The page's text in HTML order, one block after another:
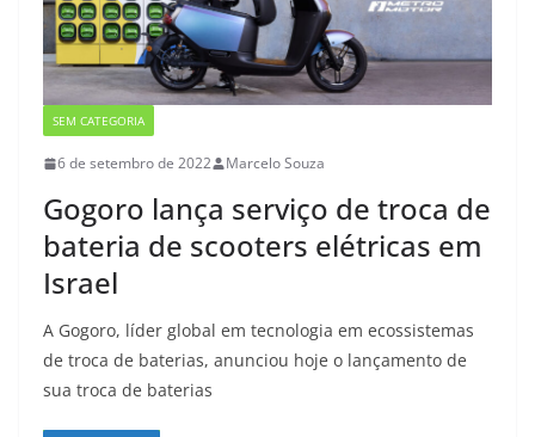
SEM CATEGORIA
6 de setembro de 2022 Marcelo Souza
Gogoro lança serviço de troca de
bateria de scooters elétricas em
Israel
A Gogoro, líder global em tecnologia em ecossistemas
de troca de baterias, anunciou hoje o lançamento de
sua troca de baterias